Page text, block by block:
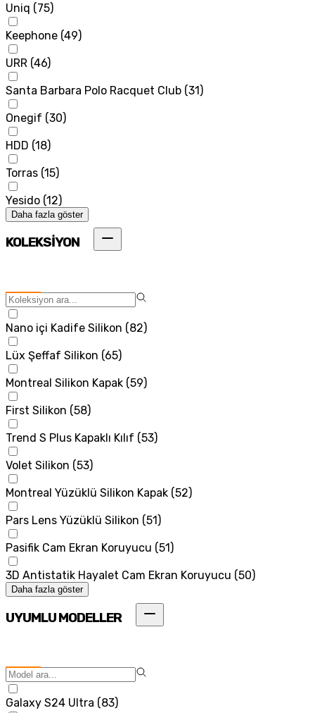
Uniq (75)
Keephone (49)
URR (46)
Santa Barbara Polo Racquet Club (31)
Onegif (30)
HDD (18)
Torras (15)
Yesido (12)
Daha fazla göster
KOLEKSİYON
Nano içi Kadife Silikon (82)
Lüx Şeffaf Silikon (65)
Montreal Silikon Kapak (59)
First Silikon (58)
Trend S Plus Kapaklı Kılıf (53)
Volet Silikon (53)
Montreal Yüzüklü Silikon Kapak (52)
Pars Lens Yüzüklü Silikon (51)
Pasifik Cam Ekran Koruyucu (51)
3D Antistatik Hayalet Cam Ekran Koruyucu (50)
Daha fazla göster
UYUMLU MODELLER
Galaxy S24 Ultra (83)